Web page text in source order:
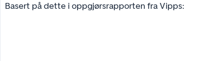
Basert på dette i oppgjørsrapporten fra Vipps: